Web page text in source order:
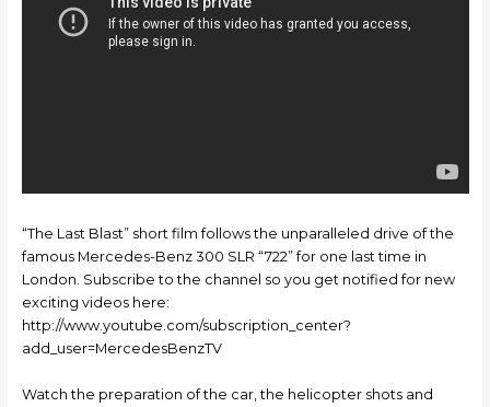
“The Last Blast” short film follows the unparalleled drive of the
famous Mercedes-Benz 300 SLR “722” for one last time in
London. Subscribe to the channel so you get notified for new
exciting videos here:
http://www.youtube.com/subscription_center?
add_user=MercedesBenzTV
Watch the preparation of the car, the helicopter shots and